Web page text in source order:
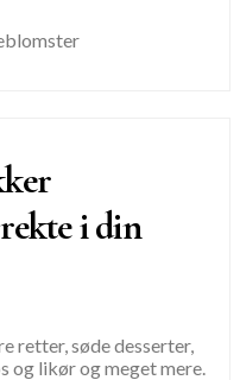
i din
søde desserter,
og likør og meget mere.